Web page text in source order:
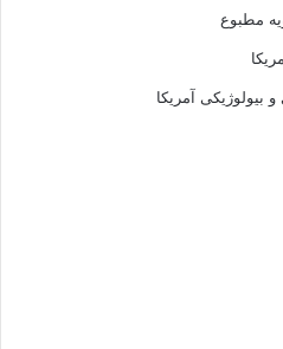
مطبوع
بیولوژیکی آمریکا